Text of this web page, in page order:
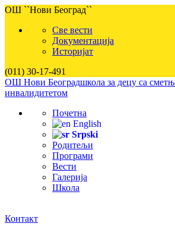
ОШ ``Нови Београд``
Све вести
Документација
Историјат
(011) 30-17-491
ОШ Нови Београдшкола за децу са
инвалидитетом
Почетна
English
Srpski
Родитељи
Програми
Вести
Галерија
Школа
Контакт